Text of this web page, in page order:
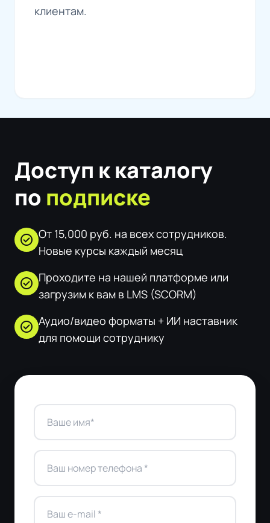
клиентам.
Доступ к каталогу
по подписке
check_circle От 15,000 руб. на всех сотрудников.
Новые курсы каждый месяц
check_circle Проходите на нашей платформе или
загрузим к вам в LMS (SCORM)
check_circle Аудио/видео форматы + ИИ наставник
для помощи сотруднику